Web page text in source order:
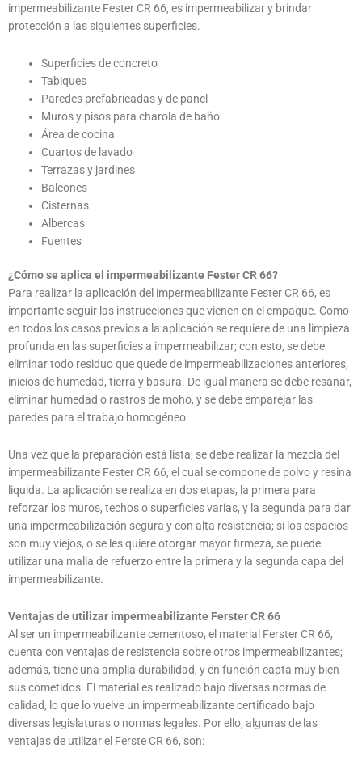
impermeabilizante Fester CR 66, es impermeabilizar y brindar
protección a las siguientes superficies.
Superficies de concreto
Tabiques
Paredes prefabricadas y de panel
Muros y pisos para charola de baño
Área de cocina
Cuartos de lavado
Terrazas y jardines
Balcones
Cisternas
Albercas
Fuentes
¿Cómo se aplica el impermeabilizante Fester CR 66?
Para realizar la aplicación del impermeabilizante Fester CR 66, es
importante seguir las instrucciones que vienen en el empaque. Como
en todos los casos previos a la aplicación se requiere de una limpieza
profunda en las superficies a impermeabilizar; con esto, se debe
eliminar todo residuo que quede de impermeabilizaciones anteriores,
inicios de humedad, tierra y basura. De igual manera se debe resanar,
eliminar humedad o rastros de moho, y se debe emparejar las
paredes para el trabajo homogéneo.
Una vez que la preparación está lista, se debe realizar la mezcla del
impermeabilizante Fester CR 66, el cual se compone de polvo y resina
liquida. La aplicación se realiza en dos etapas, la primera para
reforzar los muros, techos o superficies varias, y la segunda para dar
una impermeabilización segura y con alta resistencia; si los espacios
son muy viejos, o se les quiere otorgar mayor firmeza, se puede
utilizar una malla de refuerzo entre la primera y la segunda capa del
impermeabilizante.
Ventajas de utilizar impermeabilizante Ferster CR 66
Al ser un impermeabilizante cementoso, el material Ferster CR 66,
cuenta con ventajas de resistencia sobre otros impermeabilizantes;
además, tiene una amplia durabilidad, y en función capta muy bien
sus cometidos. El material es realizado bajo diversas normas de
calidad, lo que lo vuelve un impermeabilizante certificado bajo
diversas legislaturas o normas legales. Por ello, algunas de las
ventajas de utilizar el Ferste CR 66, son: